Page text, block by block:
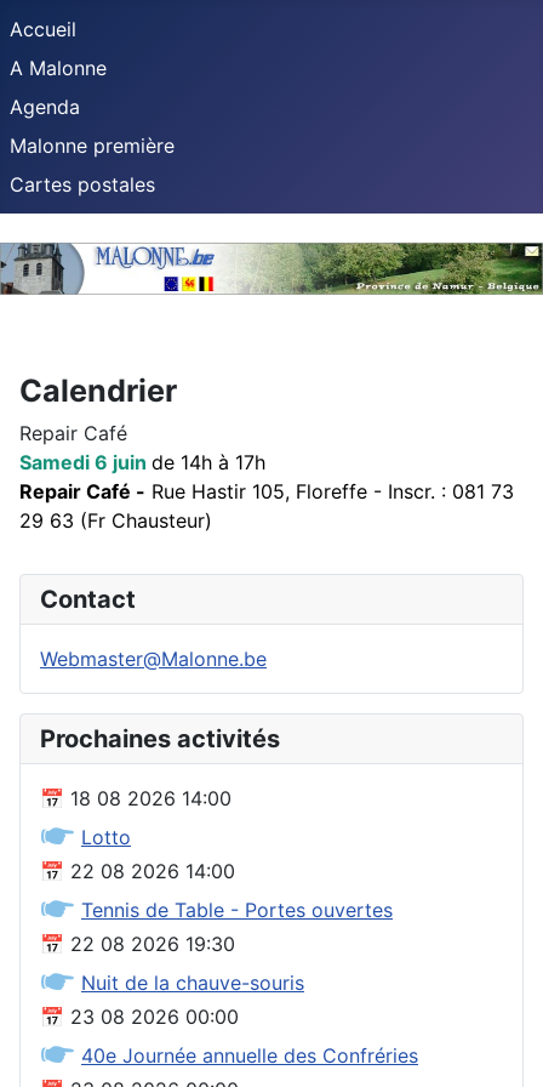
Accueil
A Malonne
Agenda
Malonne première
Cartes postales
Calendrier
Repair Café
Samedi 6 juin de 14h à 17h
Repair Café - Rue Hastir 105, Floreffe - Inscr. : 081 73
29 63 (Fr Chausteur)
Contact
Webmaster@Malonne.be
Prochaines activités
📅 18 08 2026 14:00
🖝 Lotto
📅 22 08 2026 14:00
🖝 Tennis de Table - Portes ouvertes
📅 22 08 2026 19:30
🖝 Nuit de la chauve-souris
📅 23 08 2026 00:00
🖝 40e Journée annuelle des Confréries